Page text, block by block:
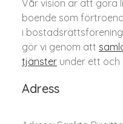
Vår vision är att göra
boende som
i
gör vi genom att
tjänster under ett och
Adress